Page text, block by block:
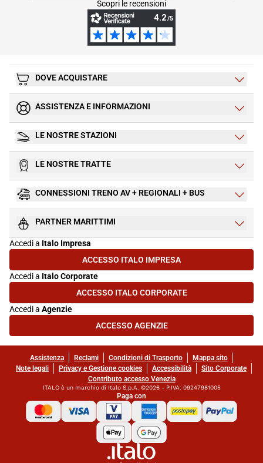
Scopri le recensioni
DOVE ACQUISTARE
ASSISTENZA E INFORMAZIONI
LE NOSTRE STAZIONI
LE NOSTRE TRATTE
CONNESSIONI TRENO AV + REGIONALI + BUS
PARTNER MARITTIMI
Accedi a Italo Impresa
ACCESSO ITALO IMPRESA(SI APRE IN UNA NUOVA SCHEDA)
Accedi a Italo Corporate
ACCESSO ITALO CORPORATE(SI APRE IN UNA NUOVA SCHEDA)
Accedi a Agenzie
ACCESSO AGENZIE(SI APRE IN UNA NUOVA SCHEDA)
Assistenza Reclami Condizioni di Trasporto
Mappa sito
Note legali
Privacy e Gestione cookies Accessibilità
Sito Corporate
Contributo accesso Venezia
ITALO è un marchio di Italo S.p.A. ©2026 - P.IVA: 09247981005
Paga con